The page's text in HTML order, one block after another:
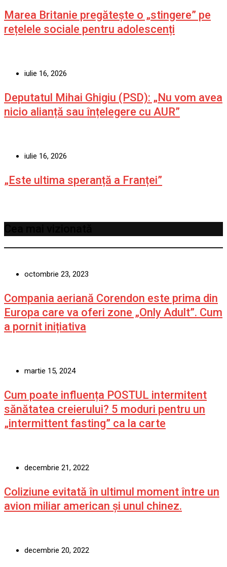
Marea Britanie pregătește o „stingere” pe
rețelele sociale pentru adolescenți
iulie 16, 2026
Deputatul Mihai Ghigiu (PSD): „Nu vom avea
nicio alianță sau înțelegere cu AUR”
iulie 16, 2026
„Este ultima speranță a Franței”
octombrie 23, 2023
Compania aeriană Corendon este prima din
Europa care va oferi zone „Only Adult”. Cum
a pornit inițiativa
martie 15, 2024
Cum poate influența POSTUL intermitent
sănătatea creierului? 5 moduri pentru un
„intermittent fasting” ca la carte
decembrie 21, 2022
Coliziune evitată în ultimul moment între un
avion miliar american şi unul chinez.
decembrie 20, 2022